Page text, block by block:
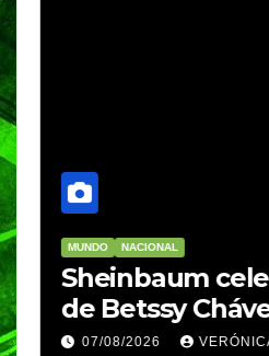
MUNDO NACIONAL
Sheinbaum
de Betssy
destaca nuevo
07/08/2026